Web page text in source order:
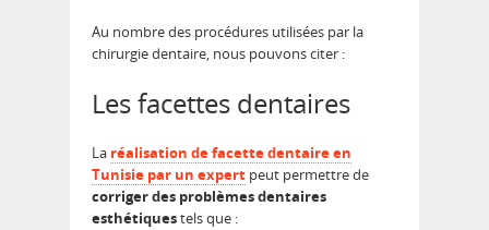
Au nombre des procédures utilisées par la
chirurgie dentaire, nous pouvons citer :
Les facettes dentaires
La réalisation de facette dentaire en
Tunisie par un expert peut permettre de
corriger des problèmes dentaires
esthétiquestels que :